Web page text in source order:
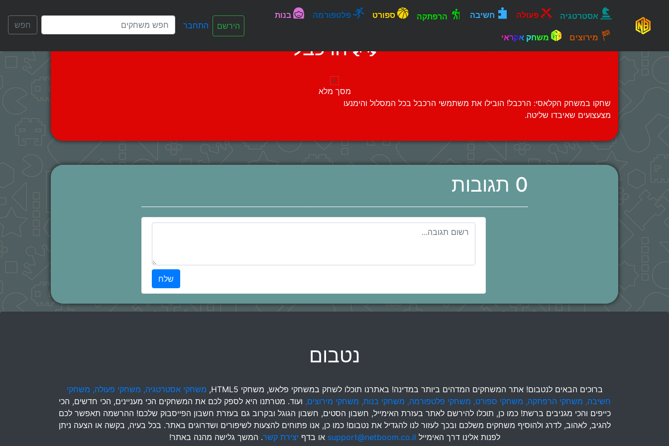
English
אסטרטגיה פעולה חשיבה הרפתקה ספורט פלטפורמה בנות
מירוצים משחק אקראי
הירשם התחבר חפש
הרכבל
מסך מלא
מצעצועים שאיבדו שליטה.
0 תגובות
שלח
נטבום
ברוכים הבאים לנטבום! אתר המשחקים המדהים ביותר במדינה! באתרנו תוכלו לשחק במשחקי פלאש, משחקי HTML5, משחקי אסטרטגיה, משחקי פעולה, משחקי
חשיבה, משחקי הרפתקה, משחקי ספורט, משחקי פלטפורמה, משחקי בנות, משחקי מירוצים, ועוד. מטרתנו היא לספק לכם את המשחקים הכי מעניינים, הכי חדשים, הכי
כייפים והכי מגניבים ברשת! כמו כן, תוכלו להירשם לאתר בעזרת האימייל, חשבון הסטים, חשבון הגוגל ובקרוב גם בעזרת חשבון הפייסבוק שלכם! ההרשמה תאפשר לכם
להגיב, לאהוב, לדרג ולהוסיף משחקים משלכם ובכך לעזור לנו להגדיל את נטבום! כמו כן, אנו פתוחים להצעות לשיפורים ושדרוגים באתר. בכל בעיה, בקשה או הצעה ניתן
לפנות אלינו דרך האימייל support@netboom.co.il או בדף יצירת קשר. המשך גלישה מהנה באתר!